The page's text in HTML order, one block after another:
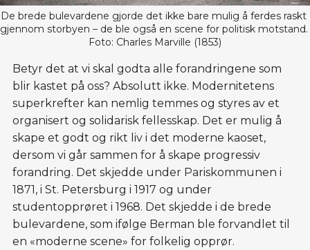
De brede bulevardene gjorde det ikke bare mulig å ferdes raskt
gjennom storbyen – de ble også en scene for politisk motstand.
Foto: Charles Marville (1853)
Betyr det at vi skal godta alle forandringene som
blir kastet på oss? Absolutt ikke. Modernitetens
superkrefter kan nemlig temmes og styres av et
organisert og solidarisk fellesskap. Det er mulig å
skape et godt og rikt liv i det moderne kaoset,
dersom vi går sammen for å skape progressiv
forandring. Det skjedde under Pariskommunen i
1871, i St. Petersburg i 1917 og under
studentopprøret i 1968. Det skjedde i de brede
bulevardene, som ifølge Berman ble forvandlet til
en «moderne scene» for folkelig opprør.